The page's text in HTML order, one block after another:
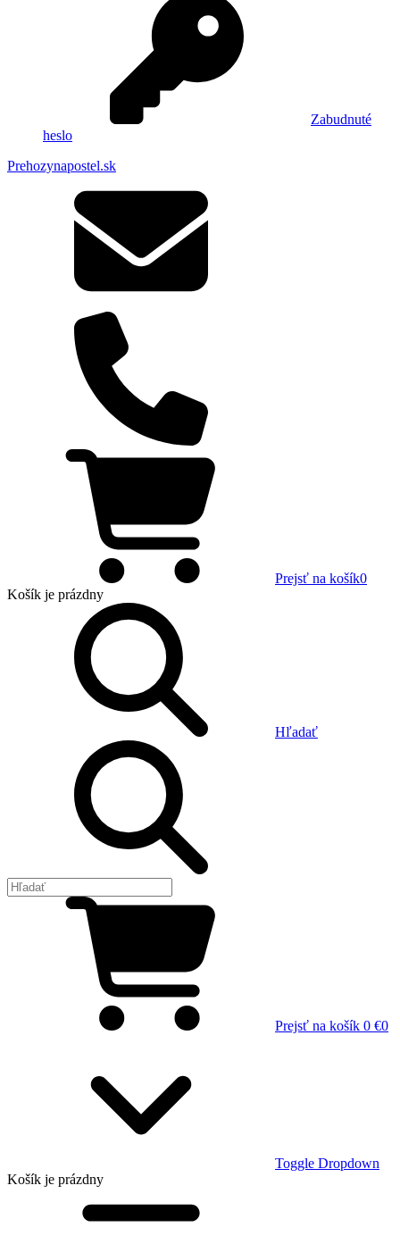
Zabudnuté
heslo
Prehozynapostel.sk
Prejsť na košík0
Košík je prázdny
Hľadať
Prejsť na košík 0 €0
Toggle Dropdown
Košík je prázdny